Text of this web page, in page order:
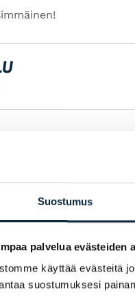
Suostumus
palvelua evästeiden
käyttää evästeitä
suostumuksesi